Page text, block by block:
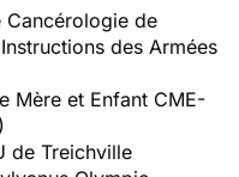
Cancérologie de
des Armées
Mère et Enfant CME-
de Treichville